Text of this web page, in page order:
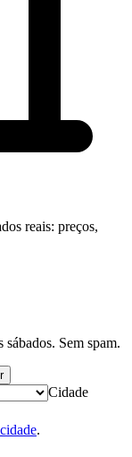
reais: preços,
Sem spam.
Cidade
.